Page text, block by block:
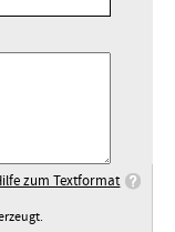
zum Textformat